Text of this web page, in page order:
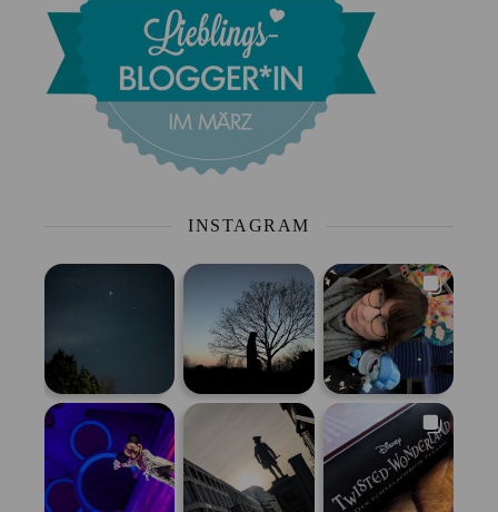
INSTAGRAM